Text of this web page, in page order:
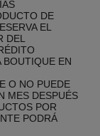
DE
EL
DEL
BOUTIQUE EN
O NO PUEDE
MES DESPUÉS
POR
PODRÁ